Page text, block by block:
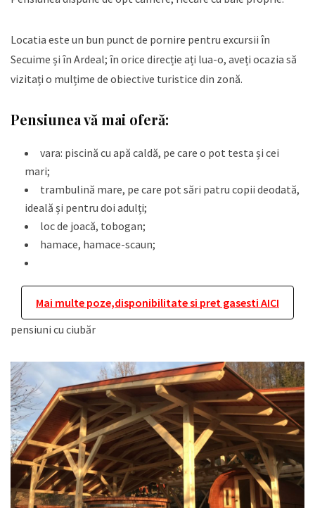
Locatia este un bun punct de pornire pentru excursii în
Secuime și în Ardeal; în orice direcție ați lua-o, aveți ocazia să
vizitați o mulțime de obiective turistice din zonă.
Pensiunea vă mai oferă:
vara: piscină cu apă caldă, pe care o pot testa și cei
mari;
trambulină mare, pe care pot sări patru copii deodată,
ideală și pentru doi adulți;
loc de joacă, tobogan;
hamace, hamace-scaun;
Mai multe poze,disponibilitate si pret gasesti AICI
pensiuni cu ciubăr